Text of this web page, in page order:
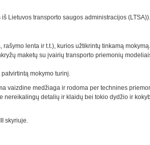
Lietuvos transporto saugos administracijos (LTSA)).
lenta ir t.t.), kurios užtikrintų tinkamą mokymą.
maketų su įvairių transporto priemonių
mokymo turinį.
vaizdine medžiaga ir rodoma per technines
detalių ir klaidų bei tokio dydžio ir
III skyriuje.